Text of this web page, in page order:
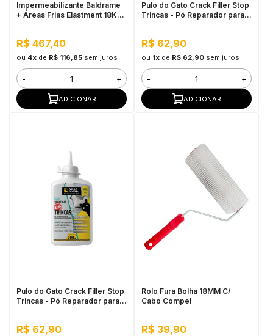
Impermeabilizante Baldrame
+ Áreas Frias Elastment 18KG
Positiva e Negativa
R$ 467,40
ou 4xde R$ 116,85 sem juros
- +
ADICIONAR
Pulo do Gato Crack Filler Stop
Trincas - Pó Reparador para
R$ 62,90
ou 1xde R$ 62,90 sem juros
- +
ADICIONAR
Pulo do Gato Crack Filler Stop
Trincas - Pó Reparador para
R$ 62,90
Rolo Fura Bolha 18MM C/
Cabo Compel
R$ 39,90